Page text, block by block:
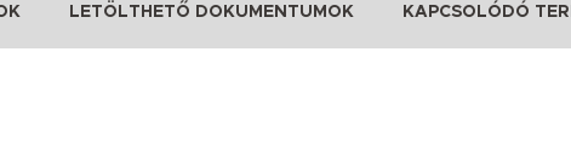
LETÖLTHETŐ DOKUMENTUMOK KAPCSOLÓDÓ